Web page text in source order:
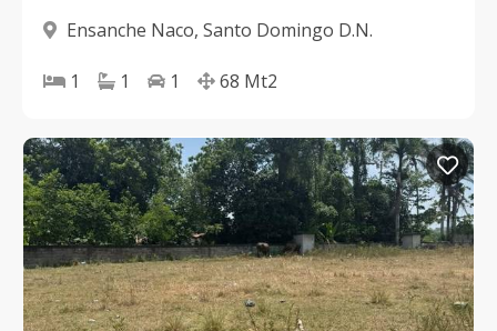
Ensanche Naco, Santo Domingo D.N.
1 1 1 68 Mt2